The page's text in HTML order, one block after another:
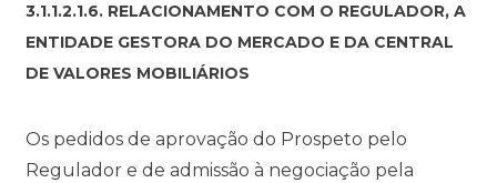
3.1.1.2.1.6. RELACIONAMENTO COM O REGULADOR, A
ENTIDADE GESTORA DO MERCADO E DA CENTRAL
DE VALORES MOBILIÁRIOS
Os pedidos de aprovação do Prospeto pelo
Regulador e de admissão à negociação pela